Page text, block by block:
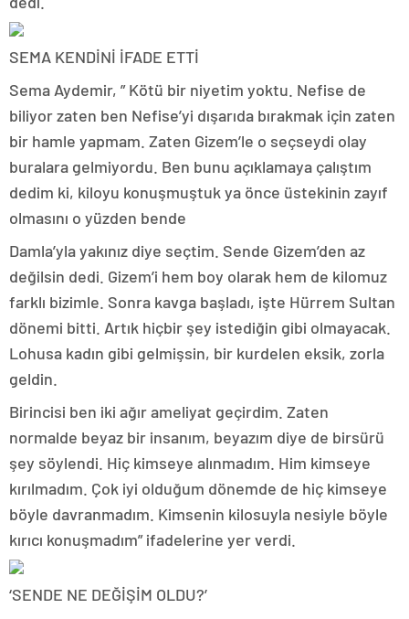
SEMA KENDİNİ İFADE ETTİ
Sema Aydemir, ” Kötü bir niyetim yoktu. Nefise de
biliyor zaten ben Nefise’yi dışarıda bırakmak için zaten
bir hamle yapmam. Zaten Gizem’le o seçseydi olay
buralara gelmiyordu. Ben bunu açıklamaya çalıştım
dedim ki, kiloyu konuşmuştuk ya önce üstekinin zayıf
olmasını o yüzden bende
Damla’yla yakınız diye seçtim. Sende Gizem’den az
değilsin dedi. Gizem’i hem boy olarak hem de kilomuz
farklı bizimle. Sonra kavga başladı, işte Hürrem Sultan
dönemi bitti. Artık hiçbir şey istediğin gibi olmayacak.
Lohusa kadın gibi gelmişsin, bir kurdelen eksik, zorla
geldin.
Birincisi ben iki ağır ameliyat geçirdim. Zaten
normalde beyaz bir insanım, beyazım diye de birsürü
şey söylendi. Hiç kimseye alınmadım. Him kimseye
kırılmadım. Çok iyi olduğum dönemde de hiç kimseye
böyle davranmadım. Kimsenin kilosuyla nesiyle böyle
kırıcı konuşmadım” ifadelerine yer verdi.
‘SENDE NE DEĞİŞİM OLDU?’